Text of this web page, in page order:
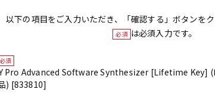
以下の項目をご入力いただき、「確認する」ボタンをク
必須 は必須入力です。
必須
Pro Advanced Software Synthesizer [Lifetime Key]
) [833810]